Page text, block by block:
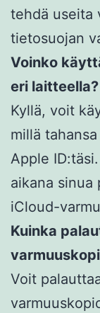
tehdä useita
tietosuojan
Voinko
eri laitteella?
Kyllä, voit
millä
Apple
aikana sinua
iCloud-
Kuinka
Voit